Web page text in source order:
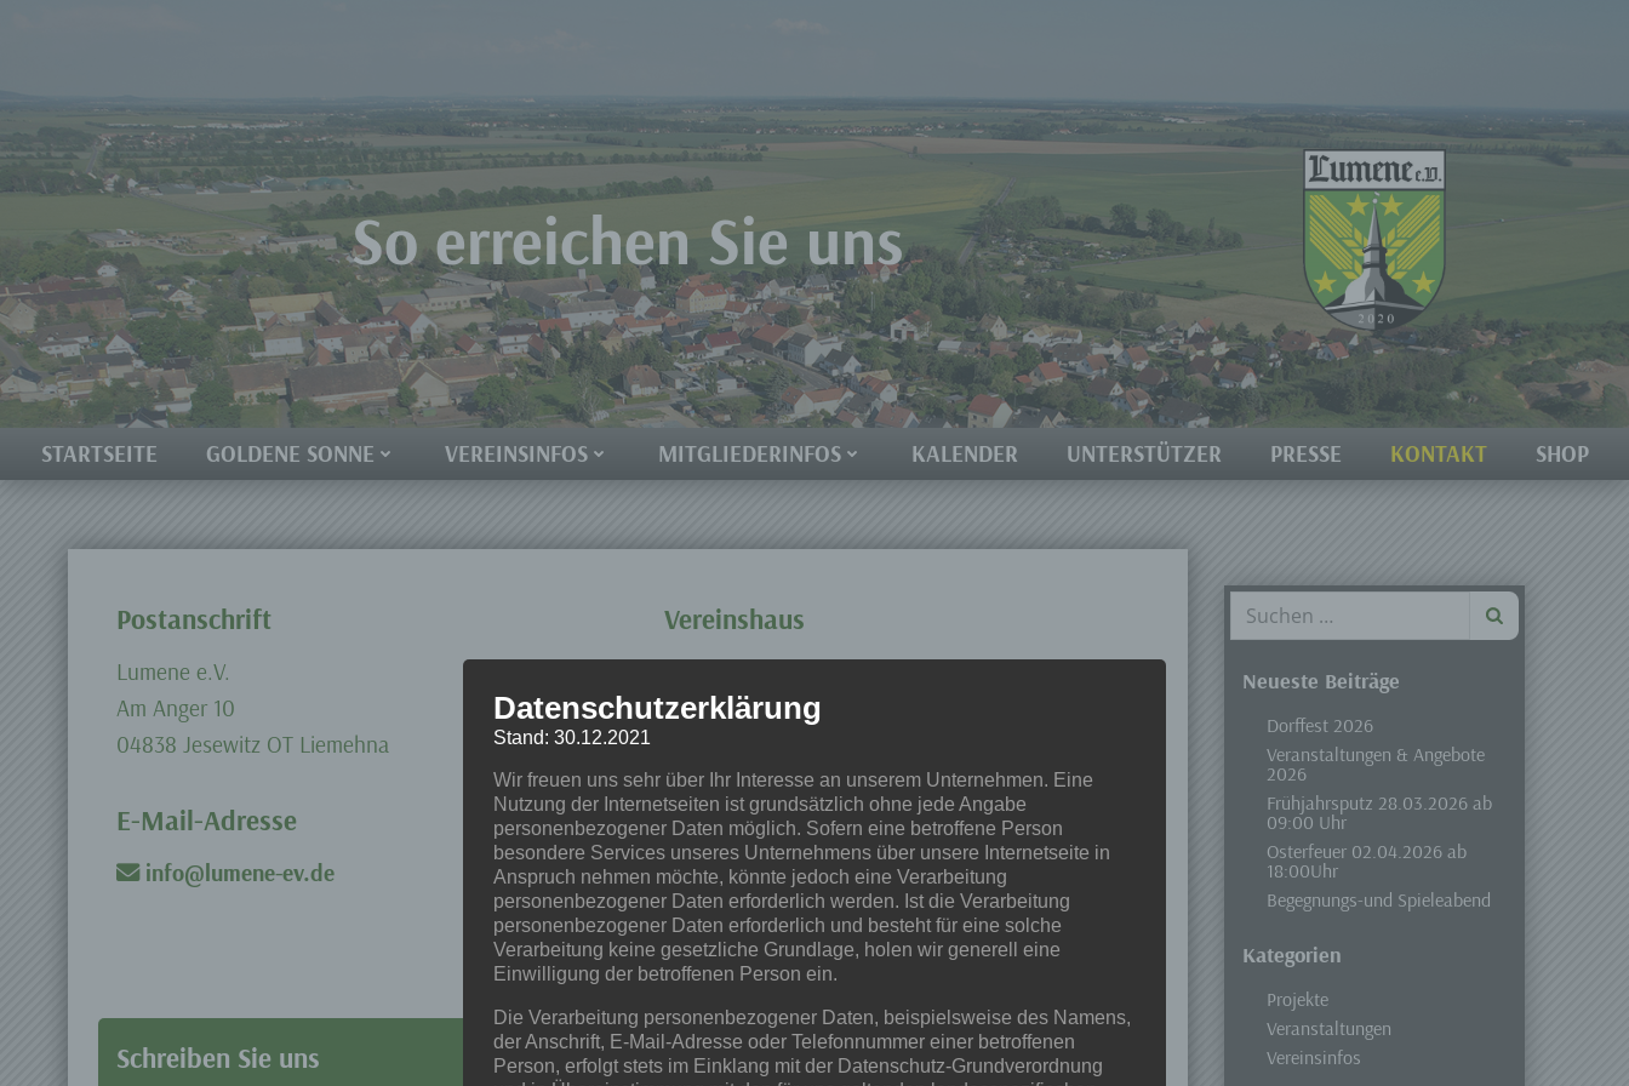
So erreichen Sie uns
STARTSEITE GOLDENE SONNE VEREINSINFOS MITGLIEDERINFOS KALENDER UNTERSTÜTZER PRESSE KONTAKT SHOP
Postanschrift
Lumene e.V.
Am Anger 10
04838 Jesewitz OT Liemehna
E-Mail-Adresse
info@lumene-ev.de
Vereinshaus
Am Anger 10
Kontoverbindung
DE96 8306 5408 0004 2669 00
Deutsche Skatbank
Schreiben Sie uns
Neueste Beiträge
Dorffest 2026
Veranstaltungen & Angebote
2026
Frühjahrsputz 28.03.2026 ab
09:00 Uhr
Osterfeuer 02.04.2026 ab
18:00Uhr
Begegnungs-und Spieleabend
Kategorien
Projekte
Veranstaltungen
Vereinsinfos
Datenschutzerklärung
Stand: 30.12.2021
Wir freuen uns sehr über Ihr Interesse an unserem Unternehmen. Eine
Nutzung der Internetseiten ist grundsätzlich ohne jede Angabe
personenbezogener Daten möglich. Sofern eine betroffene Person
besondere Services unseres Unternehmens über unsere Internetseite in
Anspruch nehmen möchte, könnte jedoch eine Verarbeitung
personenbezogener Daten erforderlich werden. Ist die Verarbeitung
personenbezogener Daten erforderlich und besteht für eine solche
Verarbeitung keine gesetzliche Grundlage, holen wir generell eine
Einwilligung der betroffenen Person ein.
Die Verarbeitung personenbezogener Daten, beispielsweise des Namens,
der Anschrift, E-Mail-Adresse oder Telefonnummer einer betroffenen
Person, erfolgt stets im Einklang mit der Datenschutz-Grundverordnung